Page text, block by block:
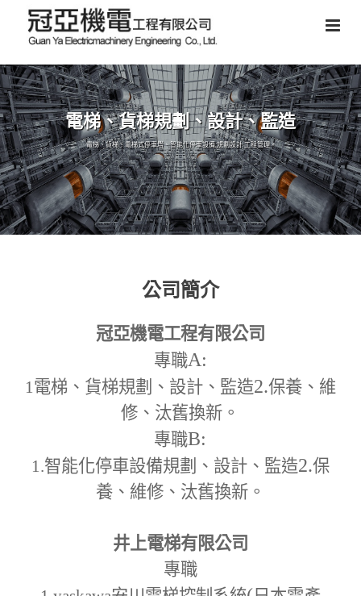
電梯、貨梯規劃、設計、監造
電梯、貨梯、電梯式停車塔、智能化停車設備,規劃設計,工程管理。
公司簡介
冠亞機電工程有限公司
專職A:
1電梯、貨梯規劃、設計、監造2.保養、維
修、汰舊換新。
專職B:
1.智能化停車設備規劃、設計、監造2.保
養、維修、汰舊換新。
井上電梯有限公司
專職